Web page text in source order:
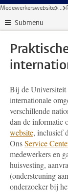
Medewerkerswebsite ...
Submenu
Bij de Universiteit
internationale
verschillende
dan de informatie
website, inclusief
OnsService
medewerkers en
huisvesting,
(ondersteuning
onderzoeker bij